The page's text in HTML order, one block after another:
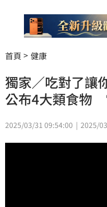
首頁 健康
獨家／吃對了讓
公布4大類食物
2025/03/31 09:54:00 2025/